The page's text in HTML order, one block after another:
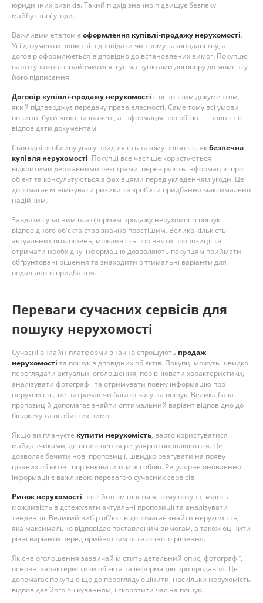
юридичних ризиків. Такий підхід значно підвищує безпеку
майбутньої угоди.
Важливим етапом єоформлення купівлі-продажу нерухомості.
Усі документи повинні відповідати чинному законодавству, а
договір оформлюється відповідно до встановлених вимог. Покупцю
варто уважно ознайомитися з усіма пунктами договору до моменту
його підписання.
Договір купівлі-продажу нерухомості є основним документом,
який підтверджує передачу права власності. Саме тому всі умови
повинні бути чітко визначені, а інформація про об'єкт — повністю
відповідати документам.
Сьогодні особливу увагу приділяють такому поняттю, якбезпечна
купівля нерухомості. Покупці все частіше користуються
відкритими державними реєстрами, перевіряють інформацію про
об'єкт та консультуються з фахівцями перед укладенням угоди. Це
допомагає мінімізувати ризики та зробити придбання максимально
надійним.
Завдяки сучасним платформам продажу нерухомості пошук
відповідного об'єкта став значно простішим. Велика кількість
актуальних оголошень, можливість порівняти пропозиції та
отримати необхідну інформацію дозволяють покупцям приймати
обґрунтовані рішення та знаходити оптимальні варіанти для
подальшого придбання.
Переваги сучасних сервісів для
пошуку нерухомості
Сучасні онлайн-платформи значно спрощують продаж
нерухомості та пошук відповідних об'єктів. Покупці можуть швидко
переглядати актуальні оголошення, порівнювати характеристики,
аналізувати фотографії та отримувати повну інформацію про
нерухомість, не витрачаючи багато часу на пошук. Велика база
пропозицій допомагає знайти оптимальний варіант відповідно до
бюджету та особистих вимог.
Якщо ви плануєте купити нерухомість, варто користуватися
майданчиками, де оголошення регулярно оновлюються. Це
дозволяє бачити нові пропозиції, швидко реагувати на появу
цікавих об'єктів і порівнювати їх між собою. Регулярне оновлення
інформації є важливою перевагою сучасних сервісів.
Ринок нерухомості постійно змінюється, тому покупці мають
можливість відстежувати актуальні пропозиції та аналізувати
тенденції. Великий вибір об'єктів допомагає знайти нерухомість,
яка максимально відповідає поставленим вимогам, а також оцінити
різні варіанти перед прийняттям остаточного рішення.
Якісне оголошення зазвичай містить детальний опис, фотографії,
основні характеристики об'єкта та інформацію про продавця. Це
допомагає покупцю ще до перегляду оцінити, наскільки нерухомість
відповідає його очікуванням, і скоротити час на пошук.